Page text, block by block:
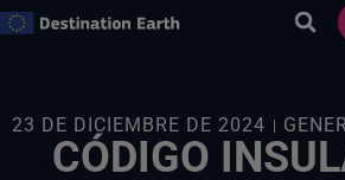
Ir
23 DE DICIEMBRE DE 2024
CÓDIGO